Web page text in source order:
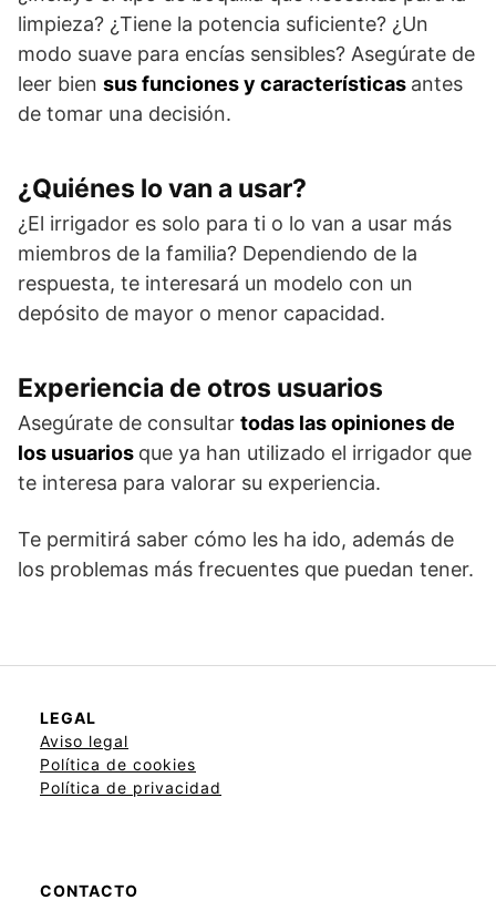
limpieza? ¿Tiene la potencia suficiente? ¿Un
modo suave para encías sensibles? Asegúrate de
leer bien sus funciones y características antes
de tomar una decisión.
¿Quiénes lo van a usar?
¿El irrigador es solo para ti o lo van a usar más
miembros de la familia? Dependiendo de la
respuesta, te interesará un modelo con un
depósito de mayor o menor capacidad.
Experiencia de otros usuarios
Asegúrate de consultar todas las opiniones de
los usuarios que ya han utilizado el irrigador que
te interesa para valorar su experiencia.
Te permitirá saber cómo les ha ido, además de
los problemas más frecuentes que puedan tener.
LEGAL
Aviso legal
Política de cookies
Política de privacidad
CONTACTO